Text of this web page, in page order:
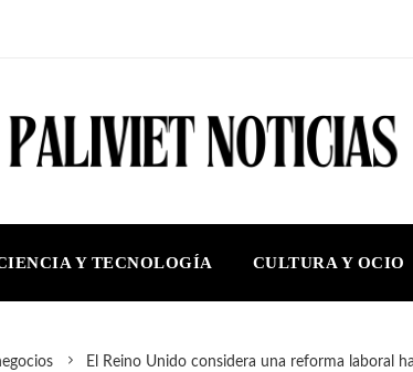
Y TECNOLOGÍA CULTURA Y OCIO
El Reino Unido considera una reforma laboral